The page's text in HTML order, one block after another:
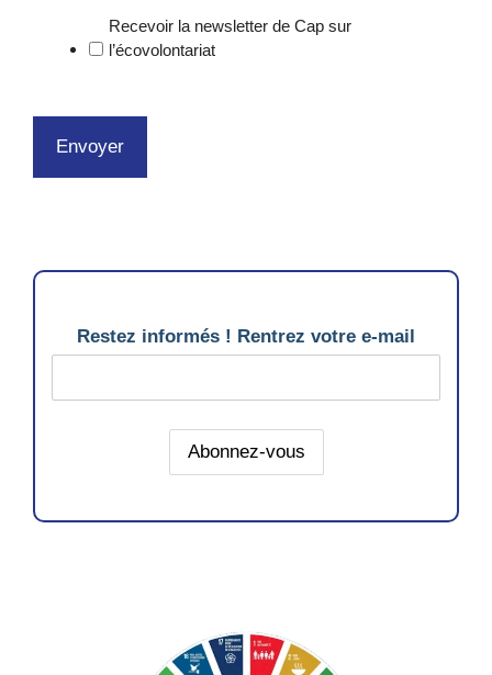
Recevoir la newsletter de Cap sur
l’écovolontariat
Restez informés ! Rentrez votre e-mail